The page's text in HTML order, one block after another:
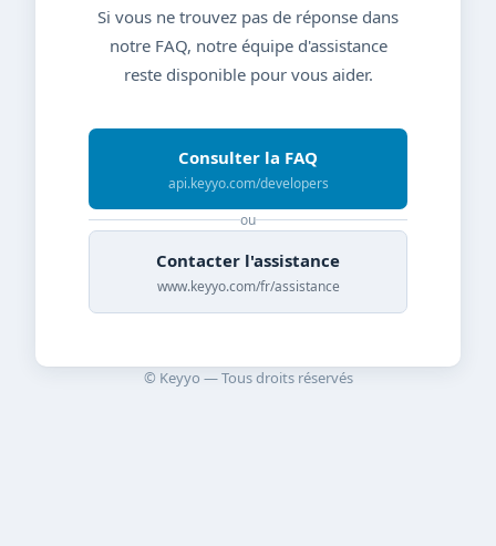
Si vous ne trouvez pas de réponse dans
notre FAQ, notre équipe d'assistance
reste disponible pour vous aider.
Consulter la FAQ
api.keyyo.com/developers
ou
Contacter l'assistance
www.keyyo.com/fr/assistance
© Keyyo — Tous droits réservés